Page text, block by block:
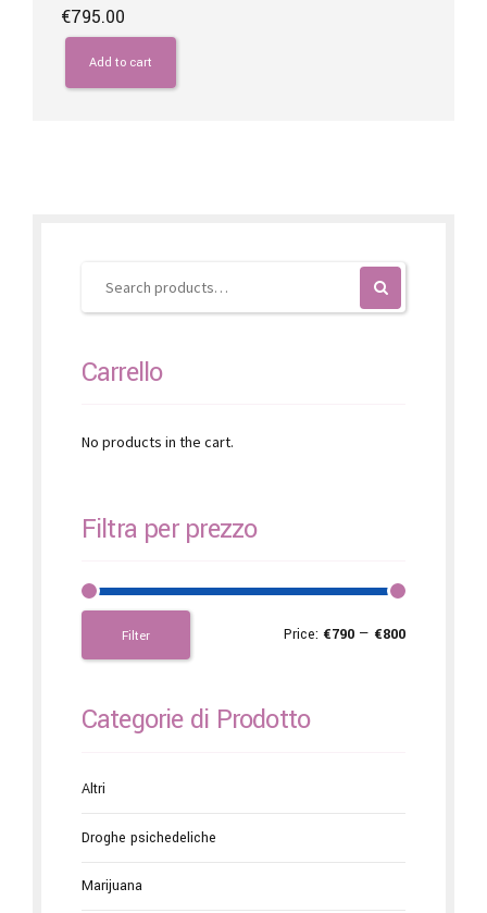
€795.00
Add to cart
Carrello
No products in the cart.
Filtra per prezzo
Filter Price: €790 — €800
Categorie di Prodotto
Altri
Droghe psichedeliche
Marijuana